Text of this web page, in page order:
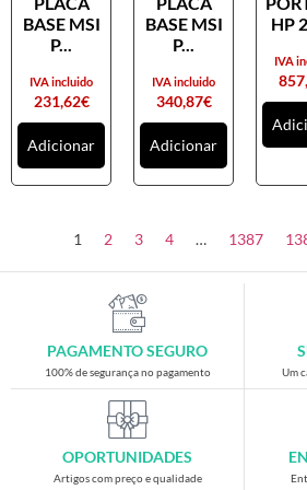
Placas gráficas
SAIS
Ventoínhas
Computadores
All-in-One
Gaming
Acessórios gaming
Cadeiras gaming
Merchandising
BASE MSI
P...
231,62€
IVA incluido
Adicionar
BASE MSI
P...
340,87€
IVA incluido
Adicionar
HP
IVA
1 2 3 4 … 1387
PAGAMENTO SEGURO
100% de segurança no pagamento Um
OPORTUNIDADES
Artigos com preço e qualidade